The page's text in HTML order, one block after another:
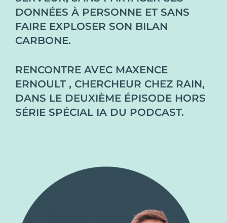
DONNÉES À PERSONNE ET SANS
FAIRE EXPLOSER SON BILAN
CARBONE.
RENCONTRE AVEC MAXENCE
ERNOULT , CHERCHEUR CHEZ RAIN,
DANS LE DEUXIÈME ÉPISODE HORS
SÉRIE SPÉCIAL IA DU PODCAST.